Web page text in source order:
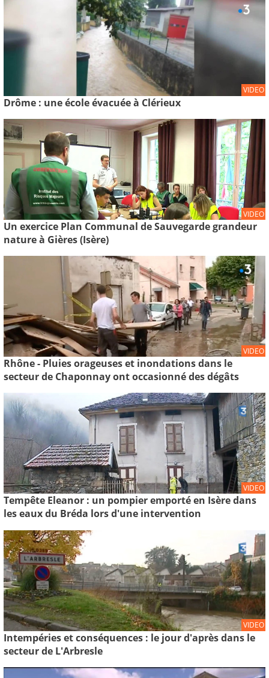
VIDEO
Drôme : une école évacuée à Clérieux
VIDEO
Un exercice Plan Communal de Sauvegarde grandeur
nature à Gières (Isère)
VIDEO
Rhône - Pluies orageuses et inondations dans le
secteur de Chaponnay ont occasionné des dégâts
VIDEO
Tempête Eleanor : un pompier emporté en Isère dans
les eaux du Bréda lors d'une intervention
VIDEO
Intempéries et conséquences : le jour d'après dans le
secteur de L'Arbresle